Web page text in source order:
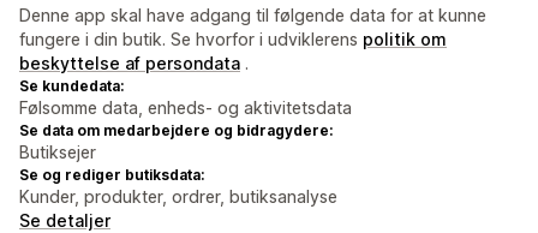
Denne app skal have adgang til følgende data for at kunne
fungere i din butik. Se hvorfor i udviklerens politik om
beskyttelse af persondata .
Se kundedata:
Følsomme data, enheds- og aktivitetsdata
Se data om medarbejdere og bidragydere:
Butiksejer
Se og rediger butiksdata:
Kunder, produkter, ordrer, butiksanalyse
Se detaljer